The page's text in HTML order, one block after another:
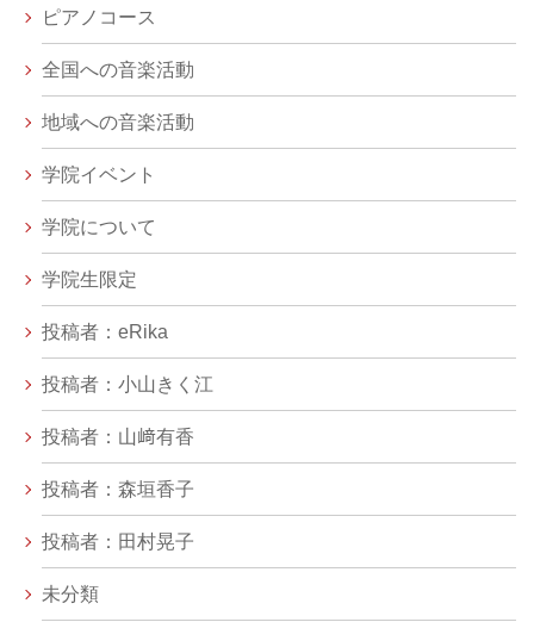
ピアノコース
全国への音楽活動
地域への音楽活動
学院イベント
学院について
学院生限定
投稿者：eRika
投稿者：小山きく江
投稿者：山﨑有香
投稿者：森垣香子
投稿者：田村晃子
未分類